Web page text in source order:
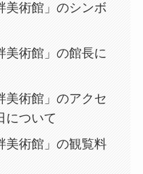
美術館」のシンボ
美術館」の館長に
美術館」のアクセ
について
美術館」の観覧料